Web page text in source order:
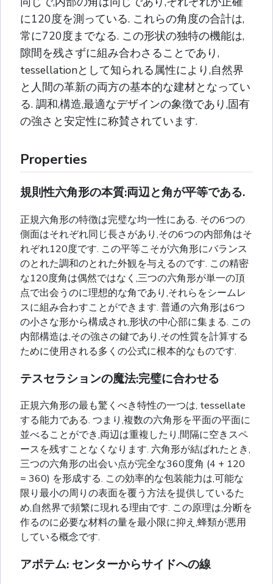
に120度を測っている. これらの角度の合計は,
常に720度までなる. この形状の独特の機能は,
隙間を残さずに組み合わさることであり,
tessellationとして知られる属性により,自然界
と人間の革新の両方の基本的な建材となってい
る. 調和,構造,最適なデザインの象徴であり,固有
の強さと安定性に称賛されています.
Properties
規則性六角形の本質:両辺と角が平等である.
正規六角形の特徴は完璧な均一性にある. その6つの
側面はそれぞれ同じ長さがあり,その6つの内部角はそ
れぞれ120度です. この平等こそが六角形にバランス
のとれた調和のとれた外観を与えるのです. この精密
な120度角は偶然ではなく,三つの六角形が単一の頂
点で出会うのに理想的な角であり,それらをシームレ
スに組み合わすことができます. 普通の六角形は6つ
の小さな形から構成され,形状の中心部に集まる. この
内部構造は,その強さの鍵であり,その性質を計算する
ために使用される多くの公式に根本的なものです.
テスセラションの魔法:完璧に合わせる
正規六角形の最も驚くべき特性の一つは, tessellate
する能力である. つまり,複数の六角形を平面の平面に
並べることができ,両辺は重複したり,間隔に空きスペ
ースを残すことなくなります. 六角形が結ばれたとき,
三つの六角形の出会い点が完全な360度角 (4 + 120
= 360) を形成する. この効率的な包装能力は,可能な
限り最小の周りの表面を覆う方法を提供しているた
め,自然界で頻繁に現れる理由です. この原理は,分断を
作るのに必要な材料の量を最小限に抑え,蜂類が悪用
している概念です.
アポテム: センターからサイドへの線